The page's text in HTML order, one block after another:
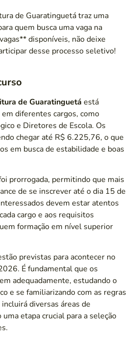
de Guaratinguetá traz uma
quem busca uma vaga na
disponíveis, não deixe
desse processo seletivo!
de Guaratinguetá está
diferentes cargos, como
e Diretores de Escola. Os
chegar até R$ 6.225,76, o que
em busca de estabilidade e boas
prorrogada, permitindo que mais
de se inscrever até o dia 15 de
devem estar atentos
cargo e aos requisitos
formação em nível superior
previstas para acontecer no
É fundamental que os
adequadamente, estudando o
e se familiarizando com as regras
diversas áreas de
etapa crucial para a seleção